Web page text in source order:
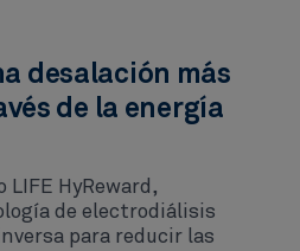
desalación más
de la energía
HyReward,
de electrodiálisis
para reducir las